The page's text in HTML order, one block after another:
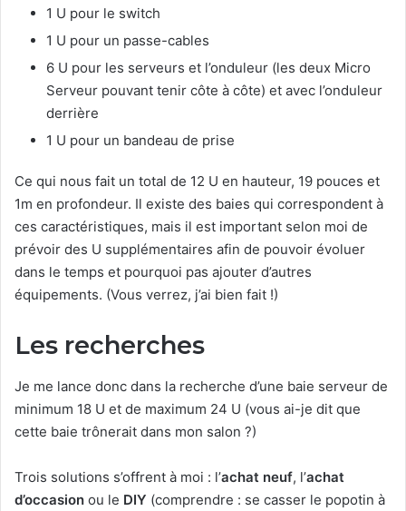
1 U pour le switch
1 U pour un passe-cables
6 U pour les serveurs et l’onduleur (les deux Micro
Serveur pouvant tenir côte à côte) et avec l’onduleur
derrière
1 U pour un bandeau de prise
Ce qui nous fait un total de 12 U en hauteur, 19 pouces et
1m en profondeur. Il existe des baies qui correspondent à
ces caractéristiques, mais il est important selon moi de
prévoir des U supplémentaires afin de pouvoir évoluer
dans le temps et pourquoi pas ajouter d’autres
équipements. (Vous verrez, j’ai bien fait !)
Les recherches
Je me lance donc dans la recherche d’une baie serveur de
minimum 18 U et de maximum 24 U (vous ai-je dit que
cette baie trônerait dans mon salon ?)
Trois solutions s’offrent à moi : l’achat neuf, l’achat
d’occasion ou le DIY (comprendre : se casser le popotin à